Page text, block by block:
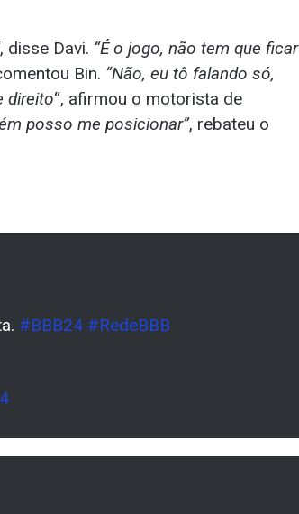
, disse Davi. “É o jogo, não tem que ficar
Bin. “Não, eu tô falando só,
direito“, afirmou o motorista de
posso me posicionar”, rebateu o
#BBB24 #RedeBBB